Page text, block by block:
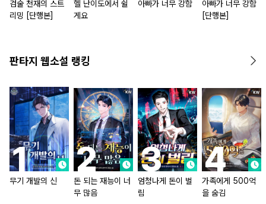
검술 천재의 스트
리밍 [단행본]
헬 난이도에서 쉴
게요
아빠가 너무 강함
아빠가 너무 강함
[단행본]
판타지 웹소설 랭킹
무기 개발의 신
돈 되는 재능이 너
무 많음
엄청나게 돈이 벌
림
가족에게 500억
을 숨김